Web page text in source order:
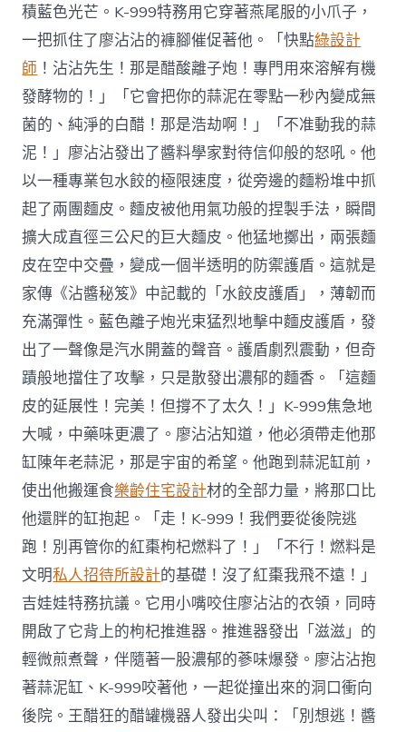
積藍色光芒。K-999特務用它穿著燕尾服的小爪子，
一把抓住了廖沾沾的褲腳催促著他。「快點綠設計
師 ！沾沾先生！那是醋酸離子炮！專門用來溶解有機
發酵物的！」「它會把你的蒜泥在零點一秒內變成無
菌的、純淨的白醋！那是浩劫啊！」「不准動我的蒜
泥！」廖沾沾發出了醬料學家對待信仰般的怒吼。他
以一種專業包水餃的極限速度，從旁邊的麵粉堆中抓
起了兩團麵皮。麵皮被他用氣功般的捏製手法，瞬間
擴大成直徑三公尺的巨大麵皮。他猛地擲出，兩張麵
皮在空中交疊，變成一個半透明的防禦護盾。這就是
家傳《沾醬秘笈》中記載的「水餃皮護盾」，薄韌而
充滿彈性。藍色離子炮光束猛烈地擊中麵皮護盾，發
出了一聲像是汽水開蓋的聲音。護盾劇烈震動，但奇
蹟般地擋住了攻擊，只是散發出濃郁的麵香。「這麵
皮的延展性！完美！但撐不了太久！」K-999焦急地
大喊，中藥味更濃了。廖沾沾知道，他必須帶走他那
缸陳年老蒜泥，那是宇宙的希望。他跑到蒜泥缸前，
使出他搬運食樂齡住宅設計材的全部力量，將那口比
他還胖的缸抱起。「走！K-999！我們要從後院逃
跑！別再管你的紅棗枸杞燃料了！」「不行！燃料是
文明私人招待所設計的基礎！沒了紅棗我飛不遠！」
吉娃娃特務抗議。它用小嘴咬住廖沾沾的衣領，同時
開啟了它背上的枸杞推進器。推進器發出「滋滋」的
輕微煎煮聲，伴隨著一股濃郁的蔘味爆發。廖沾沾抱
著蒜泥缸、K-999咬著他，一起從撞出來的洞口衝向
後院。王醋狂的醋罐機器人發出尖叫：「別想逃！醬